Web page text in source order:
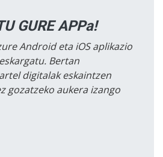
GURE APPa!
Android eta iOS aplikazio
Bertan
digitalak eskaintzen
gozatzeko aukera izango